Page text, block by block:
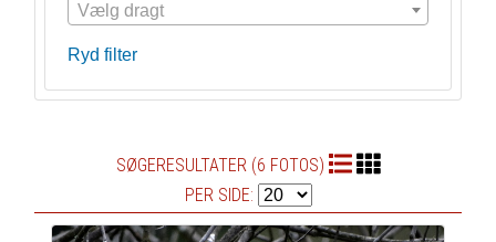
Vælg dragt
Ryd filter
SØGERESULTATER (6 FOTOS)
PER SIDE: